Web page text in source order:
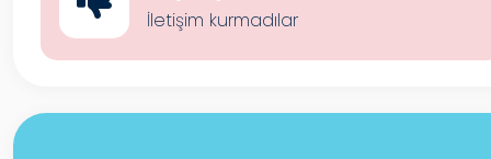
İletişim kurmadılar